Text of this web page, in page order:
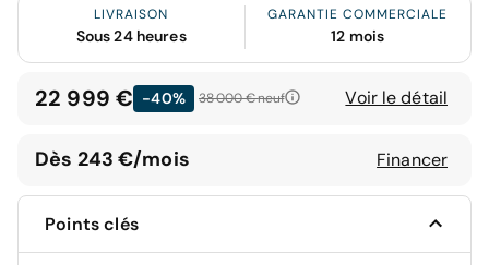
LIVRAISON
Sous 24 heures
GARANTIE COMMERCIALE
12 mois
22 999 € -40% 38 000 €neuf Voir le détail
Dès 243 €/mois Financer
Points clés